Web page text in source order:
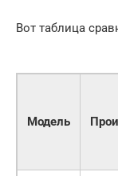
Вот таблица
Модель